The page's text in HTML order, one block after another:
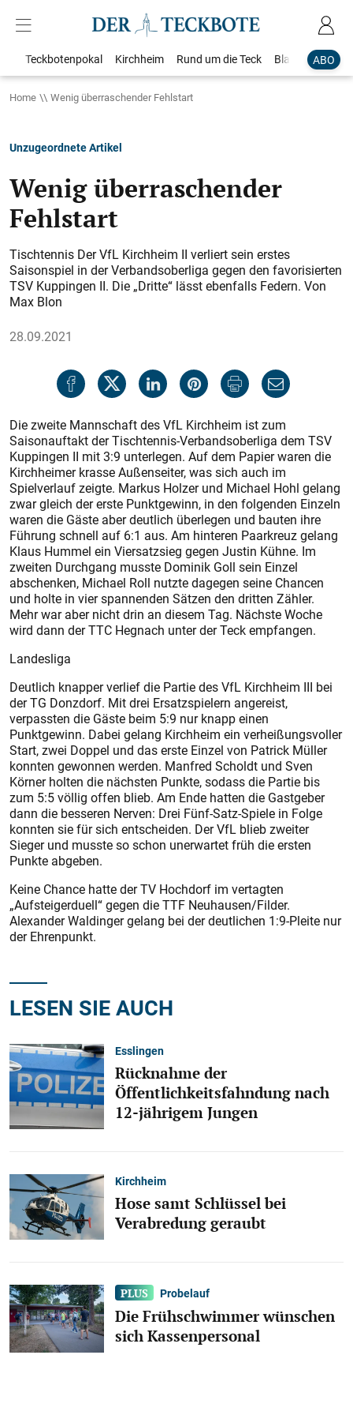
ABO
Teckbotenpokal Kirchheim Rund um die Teck Blaulicht
Home Wenig überraschender Fehlstart
Unzugeordnete Artikel
Wenig überraschender
Fehlstart
Tischtennis Der VfL Kirchheim II verliert sein erstes
Saisonspiel in der Verbandsoberliga gegen den favorisierten
TSV Kuppingen II. Die „Dritte“ lässt ebenfalls Federn. Von
Max Blon
28.09.2021
Die zweite Mannschaft des VfL Kirchheim ist zum
Saisonauftakt der Tischtennis-Verbandsoberliga dem TSV
Kuppingen II mit 3:9 unterlegen. Auf dem Papier waren die
Kirchheimer krasse Außenseiter, was sich auch im
Spielverlauf zeigte. Markus Holzer und Michael Hohl gelang
zwar gleich der erste Punktgewinn, in den folgenden Einzeln
waren die Gäste aber deutlich überlegen und bauten ihre
Führung schnell auf 6:1 aus. Am hinteren Paarkreuz gelang
Klaus Hummel ein Viersatzsieg gegen Justin Kühne. Im
zweiten Durchgang musste Dominik Goll sein Einzel
abschenken, Michael Roll nutzte dagegen seine Chancen
und holte in vier spannenden Sätzen den dritten Zähler.
Mehr war aber nicht drin an diesem Tag. Nächste Woche
wird dann der TTC Hegnach unter der Teck empfangen.
Landesliga
Deutlich knapper verlief die Partie des VfL Kirchheim III bei
der TG Donzdorf. Mit drei Ersatzspielern angereist,
verpassten die Gäste beim 5:9 nur knapp einen
Punktgewinn. Dabei gelang Kirchheim ein verheißungsvoller
Start, zwei Doppel und das erste Einzel von Patrick Müller
konnten gewonnen werden. Manfred Scholdt und Sven
Körner holten die nächsten Punkte, sodass die Partie bis
zum 5:5 völlig offen blieb. Am Ende hatten die Gastgeber
dann die besseren Nerven: Drei Fünf-Satz-Spiele in Folge
konnten sie für sich entscheiden. Der VfL blieb zweiter
Sieger und musste so schon unerwartet früh die ersten
Punkte abgeben.
Keine Chance hatte der TV Hochdorf im vertagten
„Aufsteigerduell“ gegen die TTF Neuhausen/Filder.
Alexander Waldinger gelang bei der deutlichen 1:9-­Pleite nur
der Ehrenpunkt.
LESEN SIE AUCH
Esslingen
Rücknahme der
Öffentlichkeitsfahndung nach
12-jährigem Jungen
Kirchheim
Hose samt Schlüssel bei
Verabredung geraubt
Probelauf
Die Frühschwimmer wünschen
sich Kassenpersonal